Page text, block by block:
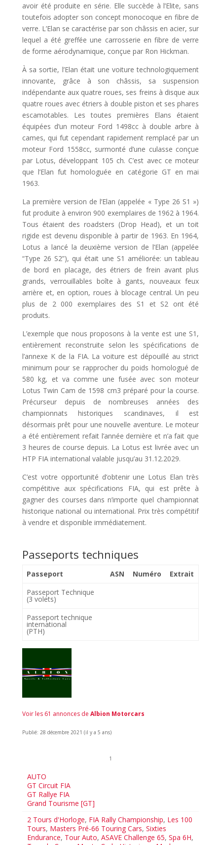
avoir été produite en série. Elle succède à l’Elite, sans
toutefois adopter son concept monocoque en fibre de
verre. L’Elan se caractérise par son châssis en acier, sur
lequel a été greffée une carrosserie en fibre de verre
de forme aérodynamique, conçue par Ron Hickman.
À sa sortie, l’Elan était une voiture technologiquement
innovante, grâce à son châssis, sa suspension
indépendante aux quatre roues, ses freins à disque aux
quatre roues avec étriers à double piston et ses phares
escamotables. Les toutes premières Elans étaient
équipées d’un moteur Ford 1498cc à double arbre à
cames, qui fut cependant rapidement remplacé par un
moteur Ford 1558cc, surmonté d’une culasse conçue
par Lotus, développant 105 ch. C’est avec ce moteur
que l’Elan fut homologuée en catégorie GT en mai
1963.
La première version de l’Elan (appelée « Type 26 S1 »)
fut produite à environ 900 exemplaires de 1962 à 1964.
Tous étaient des roadsters (Drop Head), et un toit
rigide est devenu disponible à partir de 1963. En 1964,
Lotus a lancé la deuxième version de l’Elan (appelée
“Type 26 S2”), qui était une S1 améliorée: un tableau
de bord en placage, des étriers de frein avant plus
grands, verrouillables boîte à gants, nouveaux feux
arrière et, en option, roues à blocage central. Un peu
plus de 2 000 exemplaires des S1 et S2 ont été
produits.
L’exemple que nous proposons à la vente est une S1,
entièrement reconstruite selon les spécifications de
l’annexe K de la FIA. La voiture est dépouillé au strict
minimum pour se rapprocher du poids homologué de
580 kg, et va comme une fusée avec son moteur
Lotus Twin Cam de 1598 cm3 préparé pour la course.
Précurseur depuis de nombreuses années des
championnats historiques scandinaves, il est
désormais prêt pour une nouvelle aventure. Le moteur
a été entièrement refait l’année dernière et n’a fait que
3 heures de course depuis. La Lotus est livrée avec un
HTP FIA international valable jusqu’au 31.12.2029.
C’est votre opportunité d’obtenir une Lotus Elan très
compétitive aux spécifications FIA, qui est prête à
gagner des courses dans n’importe quel championnat
historique national ou international. Prix ​​très compétitif
à vendre et disponible immédiatement.
Passeports techniques
Passeport ASN Numéro
Extrait
Passeport Technique
(3 volets)
Passeport technique
international
(PTH)
Voir les 61 annonces de Albion Motorcars
Publié: 28 décembre 2021 (il y a 5 ans)
1
AUTO
GT Circuit FIA
GT Rallye FIA
Grand Tourisme [GT]
2 Tours d'Horloge, FIA Rally Championship, Les 100
Tours, Masters Pré-66 Touring Cars,Sixties
Endurance, Tour Auto,ASAVE Challenge 65,Spa 6H,